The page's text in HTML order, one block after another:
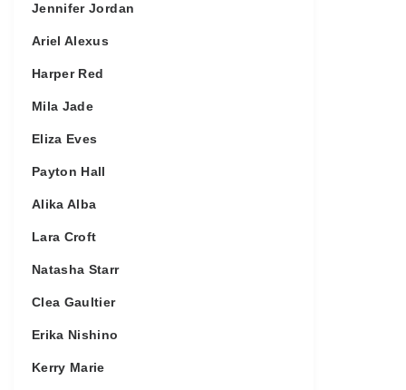
Jennifer Jordan
Ariel Alexus
Harper Red
Mila Jade
Eliza Eves
Payton Hall
Alika Alba
Lara Croft
Natasha Starr
Clea Gaultier
Erika Nishino
Kerry Marie